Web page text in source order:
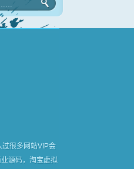
很多网站VIP会
源码，淘宝虚拟